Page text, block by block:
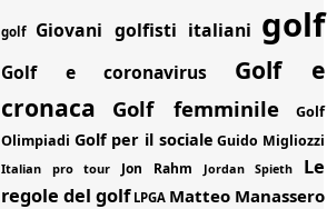
golf Giovani golfisti italiani golf
Golf e coronavirus
Golf e
cronaca
Golf femminile
Golf
Olimpiadi Golf per il sociale Guido Migliozzi
Italian pro tour Jon Rahm Jordan Spieth
Le
regole del golf LPGA Matteo Manassero